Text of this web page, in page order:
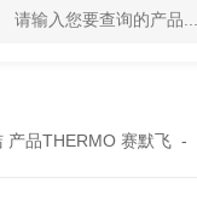
23-2263赛默飞离心管
产品THERMO 赛默飞-